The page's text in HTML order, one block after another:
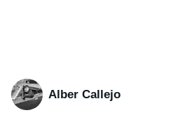
Alber Callejo